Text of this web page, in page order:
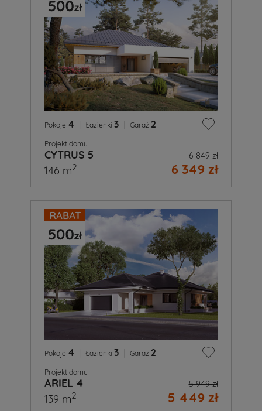
Pokoje 4 Łazienki 3 Garaż 2
Projekt domu
CYTRUS 5 6 849 zł
6 349 zł
146 m2
Pokoje 4 Łazienki 3 Garaż 2
Projekt domu
ARIEL 4 5 949 zł
5 449 zł
139 m2